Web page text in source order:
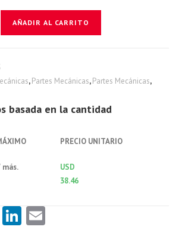
AÑADIR AL CARRITO
,Partes Mecánicas,Partes Mecánicas,
basada en la cantidad
PRECIO UNITARIO
más.
USD
38.46
W Li